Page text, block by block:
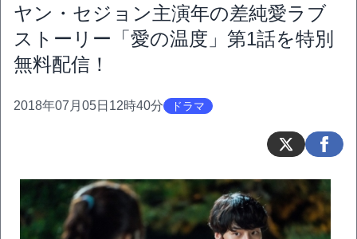
ヤン・セジョン主演年の差純愛ラブ
ストーリー「愛の温度」第1話を特別
無料配信！
2018年07月05日12時40分 ドラマ